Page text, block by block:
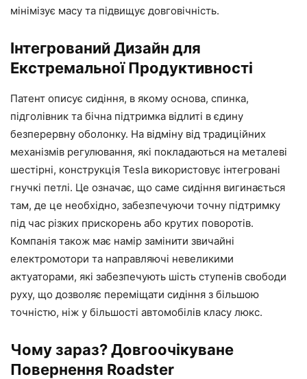
мінімізує масу та підвищує довговічність.
Інтегрований Дизайн для
Екстремальної Продуктивності
Патент описує сидіння, в якому основа, спинка,
підголівник та бічна підтримка відлиті в єдину
безперервну оболонку. На відміну від традиційних
механізмів регулювання, які покладаються на металеві
шестірні, конструкція Tesla використовує інтегровані
гнучкі петлі. Це означає, що саме сидіння вигинається
там, де це необхідно, забезпечуючи точну підтримку
під час різких прискорень або крутих поворотів.
Компанія також має намір замінити звичайні
електромотори та направляючі невеликими
актуаторами, які забезпечують шість ступенів свободи
руху, що дозволяє переміщати сидіння з більшою
точністю, ніж у більшості автомобілів класу люкс.
Чому зараз? Довгоочікуване
Повернення Roadster